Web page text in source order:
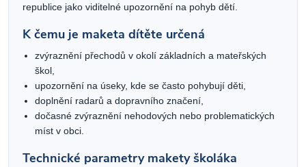
republice jako viditelné upozornění na pohyb dětí.
K čemu je maketa dítěte určená
zvýraznění přechodů v okolí základních a mateřských
škol,
upozornění na úseky, kde se často pohybují děti,
doplnění radarů a dopravního značení,
dočasné zvýraznění nehodových nebo problematických
míst v obci.
Technické parametry makety školáka